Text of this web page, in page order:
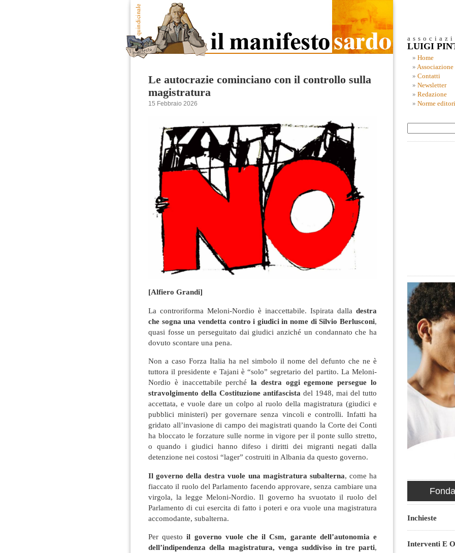
Le autocrazie cominciano con il controllo sulla
magistratura
15 Febbraio 2026
[Alfiero Grandi]
La controriforma Meloni-Nordio è inaccettabile. Ispirata dalla destra
che sogna una vendetta contro i giudici in nome di Silvio Berlusconi,
quasi fosse un perseguitato dai giudici anziché un condannato che ha
dovuto scontare una pena.
Non a caso Forza Italia ha nel simbolo il nome del defunto che ne è
tuttora il presidente e Tajani è “solo” segretario del partito. La Meloni-
Nordio è inaccettabile perchéla destra oggi egemone persegue lo
stravolgimento della Costituzione antifascista del 1948, mai del tutto
accettata, e vuole dare un colpo al ruolo della magistratura (giudici e
pubblici ministeri) per governare senza vincoli e controlli. Infatti ha
gridato all’invasione di campo dei magistrati quando la Corte dei Conti
ha bloccato le forzature sulle norme in vigore per il ponte sullo stretto,
o quando i giudici hanno difeso i diritti dei migranti negati dalla
detenzione nei costosi “lager” costruiti in Albania da questo governo.
Il governo della destra vuole una magistratura subalterna, come ha
fiaccato il ruolo del Parlamento facendo approvare, senza cambiare una
virgola, la legge Meloni-Nordio. Il governo ha svuotato il ruolo del
Parlamento di cui esercita di fatto i poteri e ora vuole una magistratura
accomodante, subalterna.
Per questoil governo vuole che il Csm, garante dell’autonomia e
dell’indipendenza della magistratura, venga suddiviso in tre parti,
LUIGI
Home
Associazione
Contatti
Newsletter
Redazione
Norme
Inchieste
Interventi E